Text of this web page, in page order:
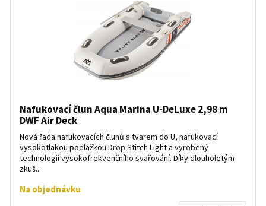
Nafukovací člun Aqua Marina U-DeLuxe 2,98 m
DWF Air Deck
Nová řada nafukovacích člunů s tvarem do U, nafukovací
vysokotlakou podlážkou Drop Stitch Light a vyrobený
technologií vysokofrekvenčního svařování. Díky dlouholetým
zkuš...
Na objednávku